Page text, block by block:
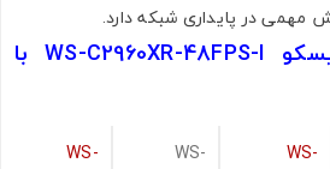
مقایسه سوئیچ سیسکو WS-C2960XR-48FPS-I با
WS-
WS-
WS-